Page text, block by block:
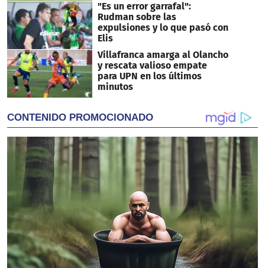
"Es un error garrafal":
Rudman sobre las
expulsiones y lo que pasó con
Elis
Villafranca amarga al Olancho
y rescata valioso empate
para UPN en los últimos
minutos